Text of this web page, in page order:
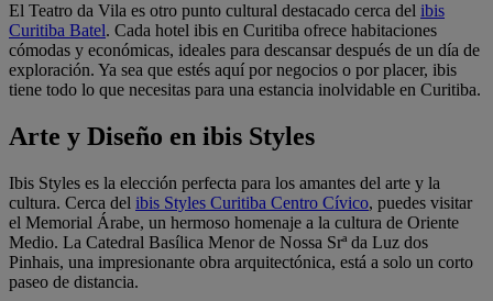
El Teatro da Vila es otro punto cultural destacado cerca del ibis
Curitiba Batel. Cada hotel ibis en Curitiba ofrece habitaciones
cómodas y económicas, ideales para descansar después de un día de
exploración. Ya sea que estés aquí por negocios o por placer, ibis
tiene todo lo que necesitas para una estancia inolvidable en Curitiba.
Arte y Diseño en ibis Styles
Ibis Styles es la elección perfecta para los amantes del arte y la
cultura. Cerca del ibis Styles Curitiba Centro Cívico, puedes visitar
el Memorial Árabe, un hermoso homenaje a la cultura de Oriente
Medio. La Catedral Basílica Menor de Nossa Srª da Luz dos
Pinhais, una impresionante obra arquitectónica, está a solo un corto
paseo de distancia.